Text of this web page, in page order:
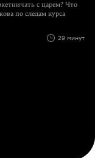
с царем? Что
по следам курса
29 минут